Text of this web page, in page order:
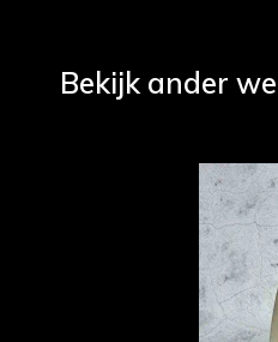
Bekijk ander